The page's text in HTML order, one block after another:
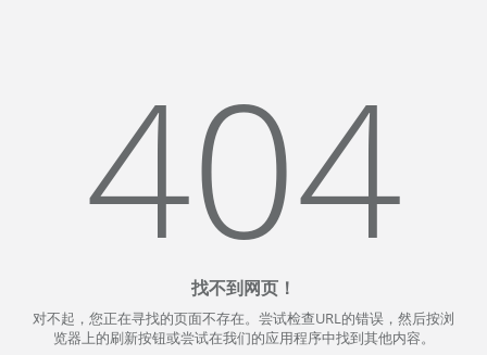
404
找不到网页！
对不起，您正在寻找的页面不存在。尝试检查URL的错误，然后按浏
览器上的刷新按钮或尝试在我们的应用程序中找到其他内容。